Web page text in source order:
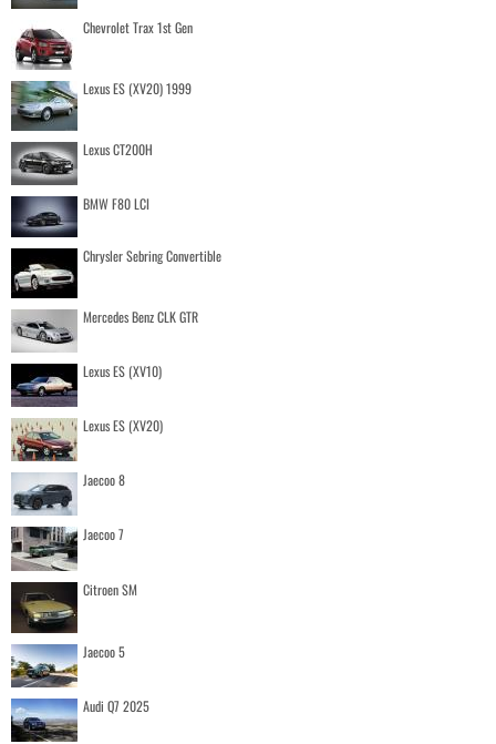
Chevrolet Trax 1st Gen
Lexus ES (XV20) 1999
Lexus CT200H
BMW F80 LCI
Chrysler Sebring Convertible
Mercedes Benz CLK GTR
Lexus ES (XV10)
Lexus ES (XV20)
Jaecoo 8
Jaecoo 7
Citroen SM
Jaecoo 5
Audi Q7 2025